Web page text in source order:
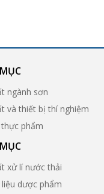
ngành sơn
và thiết bị thí nghiệm
phẩm
xử lí nước thải
dược phẩm